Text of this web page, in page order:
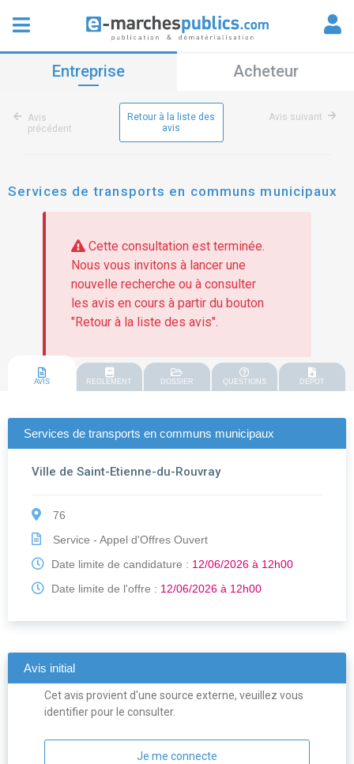
Entreprise Acheteur
Avis
précédent
Retour à la liste des
avis
Avis suivant
Services de transports en communs municipaux
Cette consultation est terminée.
Nous vous invitons à lancer une
nouvelle recherche ou à consulter
les avis en cours à partir du bouton
"Retour à la liste des avis".
AVIS REGLEMENT DOSSIER QUESTIONS DEPOT
Services de transports en communs municipaux
Ville de Saint-Etienne-du-Rouvray
76
Service - Appel d'Offres Ouvert
Date limite de candidature : 12/06/2026 à 12h00
Date limite de l'offre : 12/06/2026 à 12h00
Avis initial
Cet avis provient d'une source externe, veuillez vous
identifier pour le consulter.
Je me connecte